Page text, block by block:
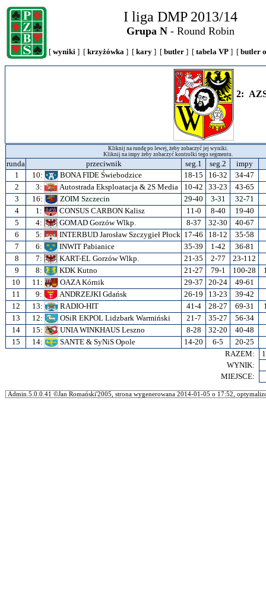
I liga DMP 2013/14
Grupa N- Round Robin
[ wyniki ] [ krzyżówka ] [ kary ] [ butler ] [ tabela VP ] [ butler
2:
Kliknij na rundę po lewej, żeby zobaczyć jej wyniki.
Kliknij na impy żeby zobaczyć kontrolki tego segmentu.
runda przeciwnik seg.1 seg.2 impy
1
10: BONA FIDE Świebodzice 18-15 16-32 34-47
2
3: Autostrada Eksploatacja & 2S Media 10-42 33-23
43-65
3
16: ZOIM Szczecin 29-40 3-31 32-71
4
1: CONSUS CARBON Kalisz 11-0 8-40 19-40
5
4: GOMAD Gorzów Wlkp. 8-37 32-30 40-67
6
5: INTERBUD Jarosław Szczygieł Płock 17-46 18-12 35-58
7
6: INWIT Pabianice 35-39 1-42 36-81
8
7: KART-EL Gorzów Wlkp. 21-35 2-77
23-112
9
8: KDK Kutno 21-27 79-1 100-28
10
11: OAZA Kórnik 29-37 20-24 49-61
11
9: ANDRZEJKI Gdańsk 26-19 13-23 39-42
12
13: RADIO-HIT 41-4 28-27 69-31
13
12: OSiR EKPOL Lidzbark Warmiński 21-7 35-27 56-34
14
15: UNIA WINKHAUS Leszno 8-28 32-20
40-48
15
14: SANTE & SyNiS Opole 14-20 6-5 20-25
RAZEM:
WYNIK:
MIEJSCE:
Admin.5.0.0.41 ©Jan Romański'2005, strona wygenerowana 2014-01-05 o 17:52,